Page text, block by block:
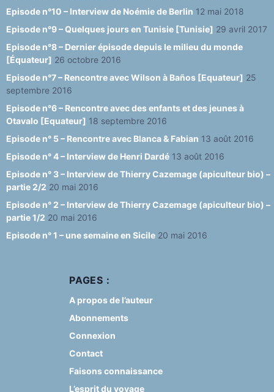
Episode n°10 – Interview de Noémie de Berlin 12 mai 2018
Episode n°9 – Quelques jours en Tunisie [Tunisie] 29 avril 2017
Episode n°8 – Dernier épisode depuis le milieu du monde
[Équateur] 26 octobre 2016
Episode n°7 – Rencontre avec Wilson à Baños [Equateur] 25
septembre 2016
Episode n°6 – Rencontre avec des enfants et des jeunes à
Otavalo [Equateur] 18 septembre 2016
Episode n° 5 – Rencontre avec Blanca & Fabian 13 août 2016
Episode n° 4 – Interview de Henri Dardé 13 août 2016
Episode n° 3 – Interview de Thierry Cazemage (apiculteur bio) –
partie 2/2 20 mai 2016
Episode n° 2 – Interview de Thierry Cazemage (apiculteur bio) –
partie 1/2 20 mai 2016
Episode n° 1 – une semaine en Sicile 20 mai 2016
PAGES :
A propos de l’auteur
Abonnements
Connexion
Contact
Faisons connaissance
L’esprit du voyage